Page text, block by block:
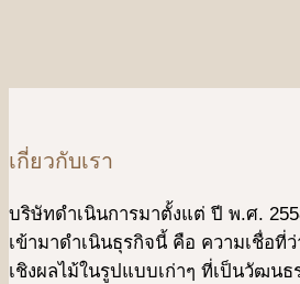
เกี่ยวกับเรา
บริษัทดําเนินการมาตั้งแต่ ปี พ.ศ.
เข้ามาดําเนินธุรกิจนี้ คือ ความเชื่อที่
เชิงผลไม้ในรูปแบบเก่าๆ ที่เป็นวัฒน